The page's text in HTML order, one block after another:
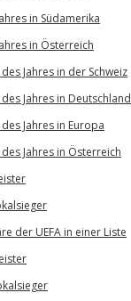
in Südamerika
in Österreich
Jahres in der Schweiz
Jahres in Deutschland
Jahres in Europa
Jahres in Österreich
der UEFA in einer Liste